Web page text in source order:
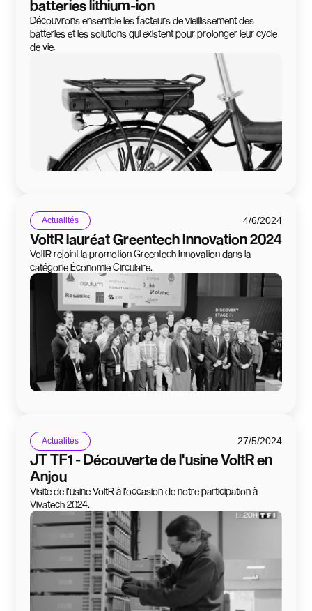
batteries lithium-ion
Découvrons ensemble les facteurs de vieillissement des
batteries et les solutions qui existent pour prolonger leur cycle
de vie.
Actualités 4/6/2024
VoltR lauréat Greentech Innovation 2024
VoltR rejoint la promotion Greentech Innovation dans la
catégorie Économie Circulaire.
Actualités 27/5/2024
JT TF1 - Découverte de l'usine VoltR en
Anjou
Visite de l'usine VoltR à l'occasion de notre participation à
Vivatech 2024.